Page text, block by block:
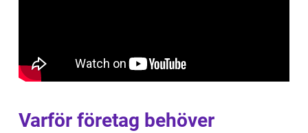
Varför företag behöver